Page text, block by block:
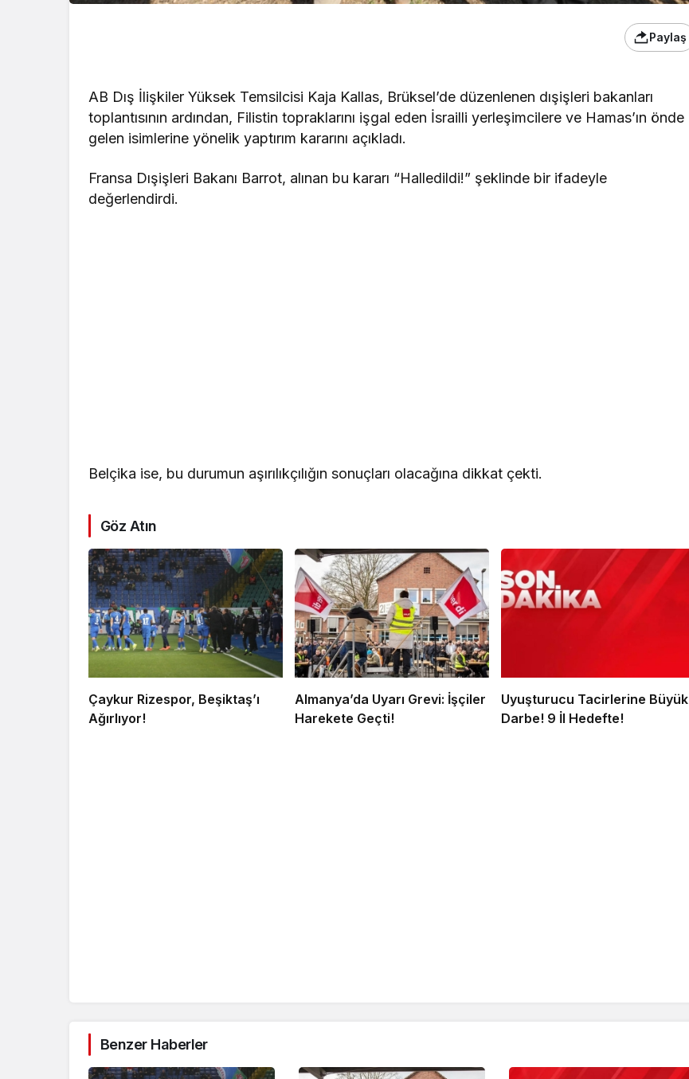
Paylaş
AB Dış İlişkiler Yüksek Temsilcisi Kaja Kallas, Brüksel’de düzenlenen dışişleri bakanları
toplantısının ardından, Filistin topraklarını işgal eden İsrailli yerleşimcilere ve Hamas’ın önde
gelen isimlerine yönelik yaptırım kararını açıkladı.
Fransa Dışişleri Bakanı Barrot, alınan bu kararı “Halledildi!” şeklinde bir ifadeyle
değerlendirdi.
Belçika ise, bu durumun aşırılıkçılığın sonuçları olacağına dikkat çekti.
Göz Atın
Çaykur Rizespor, Beşiktaş’ı
Ağırlıyor!
Almanya’da Uyarı Grevi: İşçiler
Harekete Geçti!
Uyuşturucu Tacirlerine Büyük
Darbe! 9 İl Hedefte!
Benzer Haberler